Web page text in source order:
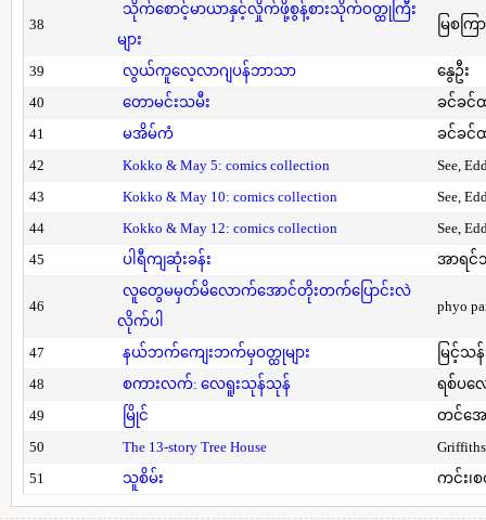
38
သိုက်စောင့်မာယာနှင့်လှိုက်ဖို့စွန့်စားသိုက်ဝတ္ထုကြီး
များ
မြစကြာ
39 လွယ်ကူလေ့လာဂျပန်ဘာသာ
နွေဦး
40
တောမင်းသမီး
ခင်ခင်
41
မအိမ်ကံ
ခင်ခင်
42
Kokko & May 5: comics collection
See,
43
Kokko & May 10: comics collection
See,
44
Kokko & May 12: comics collection
See,
45
ပါရီကျဆုံးခန်း အာရင်
46
လူတွေမမှတ်မိလောက်အောင်တိုးတက်ပြောင်းလဲ
လိုက်ပါ
phyo
47 နယ်ဘက်ကျေးဘက်မှဝတ္ထုများ
မြင့်သန်
48
စကားလက်: လေရူးသုန်သုန်
ရစ်ပလ
49
မြိုင်
တင်အေ
50
The 13-story Tree House
51
သူစိမ်း ကင်း၊